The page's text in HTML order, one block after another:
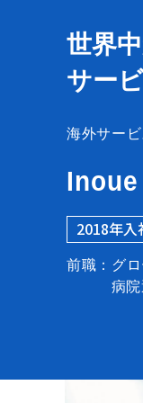
世界
サー
海外サー
Inoue
2018年入
前職：グ
病